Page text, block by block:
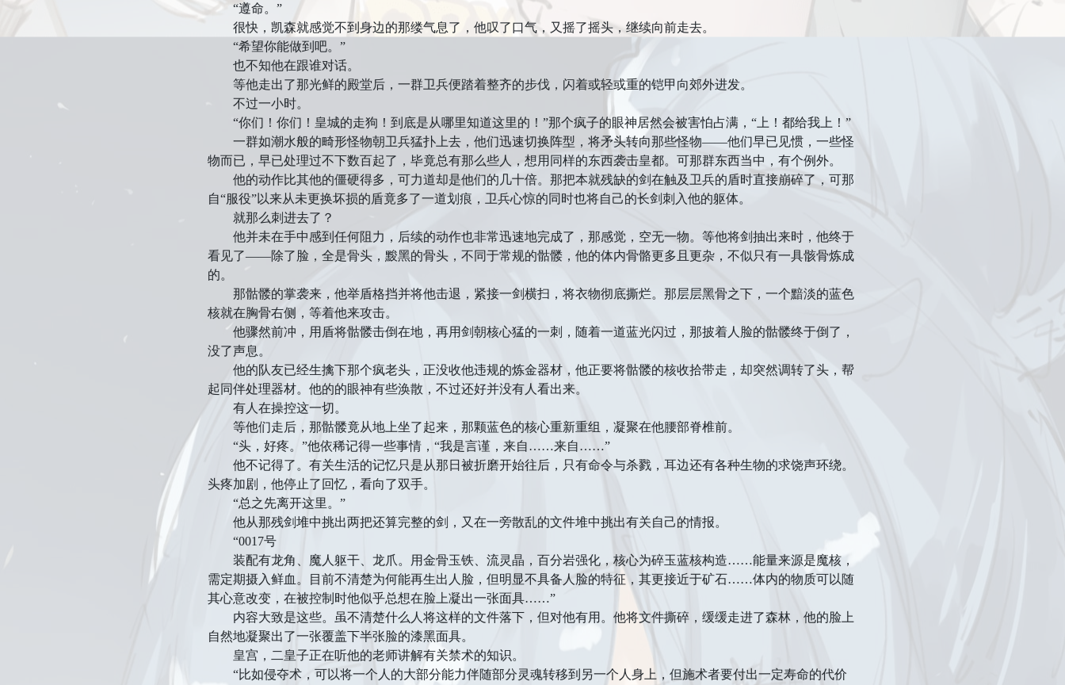
“遵命。”
很快，凯森就感觉不到身边的那缕气息了，他叹了口气，又摇了摇头，继续向前走去。
“希望你能做到吧。”
也不知他在跟谁对话。
等他走出了那光鲜的殿堂后，一群卫兵便踏着整齐的步伐，闪着或轻或重的铠甲向郊外进发。
不过一小时。
“你们！你们！皇城的走狗！到底是从哪里知道这里的！”那个疯子的眼神居然会被害怕占满，“上！都给我上！”
一群如潮水般的畸形怪物朝卫兵猛扑上去，他们迅速切换阵型，将矛头转向那些怪物——他们早已见惯，一些怪
物而已，早已处理过不下数百起了，毕竟总有那么些人，想用同样的东西袭击皇都。可那群东西当中，有个例外。
他的动作比其他的僵硬得多，可力道却是他们的几十倍。那把本就残缺的剑在触及卫兵的盾时直接崩碎了，可那
自“服役”以来从未更换坏损的盾竟多了一道划痕，卫兵心惊的同时也将自己的长剑刺入他的躯体。
就那么刺进去了？
他并未在手中感到任何阻力，后续的动作也非常迅速地完成了，那感觉，空无一物。等他将剑抽出来时，他终于
看见了——除了脸，全是骨头，黢黑的骨头，不同于常规的骷髅，他的体内骨骼更多且更杂，不似只有一具骸骨炼成
的。
那骷髅的掌袭来，他举盾格挡并将他击退，紧接一剑横扫，将衣物彻底撕烂。那层层黑骨之下，一个黯淡的蓝色
核就在胸骨右侧，等着他来攻击。
他骤然前冲，用盾将骷髅击倒在地，再用剑朝核心猛的一刺，随着一道蓝光闪过，那披着人脸的骷髅终于倒了，
没了声息。
他的队友已经生擒下那个疯老头，正没收他违规的炼金器材，他正要将骷髅的核收拾带走，却突然调转了头，帮
起同伴处理器材。他的的眼神有些涣散，不过还好并没有人看出来。
有人在操控这一切。
等他们走后，那骷髅竟从地上坐了起来，那颗蓝色的核心重新重组，凝聚在他腰部脊椎前。
“头，好疼。”他依稀记得一些事情，“我是言谨，来自……来自……”
他不记得了。有关生活的记忆只是从那日被折磨开始往后，只有命令与杀戮，耳边还有各种生物的求饶声环绕。
头疼加剧，他停止了回忆，看向了双手。
“总之先离开这里。”
他从那残剑堆中挑出两把还算完整的剑，又在一旁散乱的文件堆中挑出有关自己的情报。
“0017号
装配有龙角、魔人躯干、龙爪。用金骨玉铁、流灵晶，百分岩强化，核心为碎玉蓝核构造……能量来源是魔核，
需定期摄入鲜血。目前不清楚为何能再生出人脸，但明显不具备人脸的特征，其更接近于矿石……体内的物质可以随
其心意改变，在被控制时他似乎总想在脸上凝出一张面具……”
内容大致是这些。虽不清楚什么人将这样的文件落下，但对他有用。他将文件撕碎，缓缓走进了森林，他的脸上
自然地凝聚出了一张覆盖下半张脸的漆黑面具。
皇宫，二皇子正在听他的老师讲解有关禁术的知识。
“比如侵夺术，可以将一个人的大部分能力伴随部分灵魂转移到另一个人身上，但施术者要付出一定寿命的代价